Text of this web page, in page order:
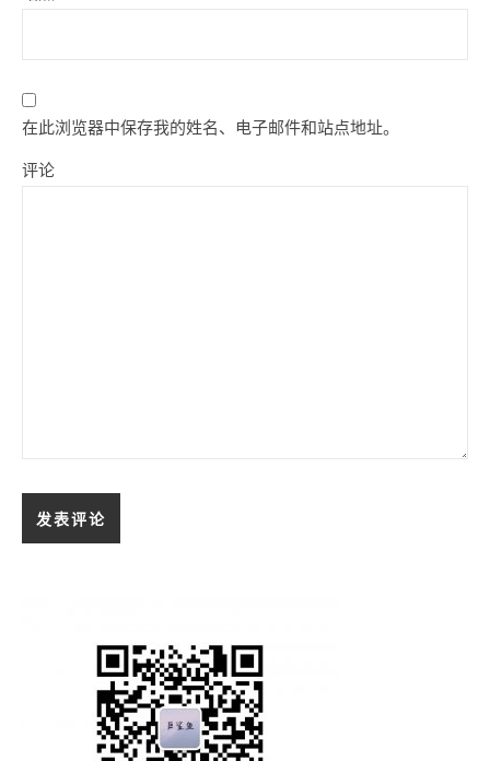
在此浏览器中保存我的姓名、电子邮件和站点地址。
评论